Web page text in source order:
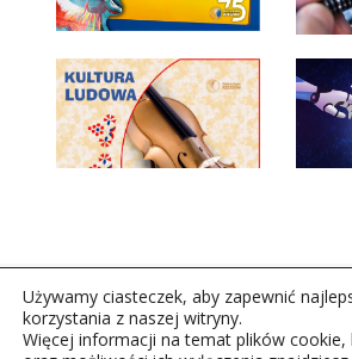
Używamy ciasteczek, aby zapewnić
korzystania z naszej witryny.
Więcej informacji na temat plików cookie,